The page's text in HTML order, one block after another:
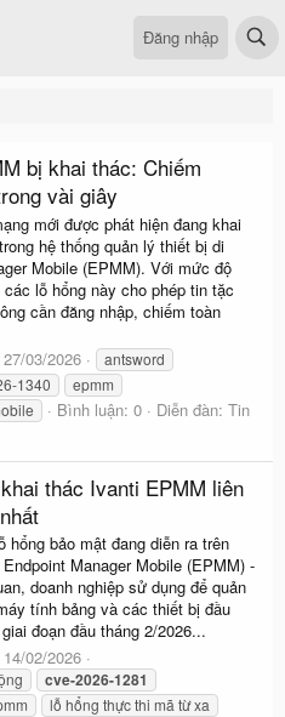
Đăng nhập
bị khai thác: Chiếm
vài giây
mới được phát hiện đang khai
hệ thống quản lý thiết bị di
Mobile (EPMM). Với mức độ
lỗ hổng này cho phép tin tặc
cần đăng nhập, chiếm toàn
27/03/2026 antsword
1340
epmm
Bình luận: 0 Diễn đàn: Tin
thác Ivanti EPMM liên
hổng bảo mật đang diễn ra trên
Manager Mobile (EPMM) -
doanh nghiệp sử dụng để quản
tính bảng và các thiết bị đầu
đoạn đầu tháng 2/2026...
14/02/2026
cve-2026-1281
lỗ hổng thực thi mã từ xa